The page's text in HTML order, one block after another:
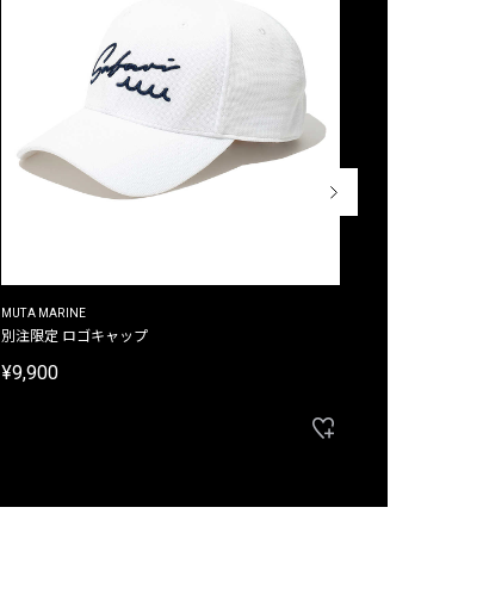
MUTA MARINE
別注限定 ロゴキャップ
¥9,900